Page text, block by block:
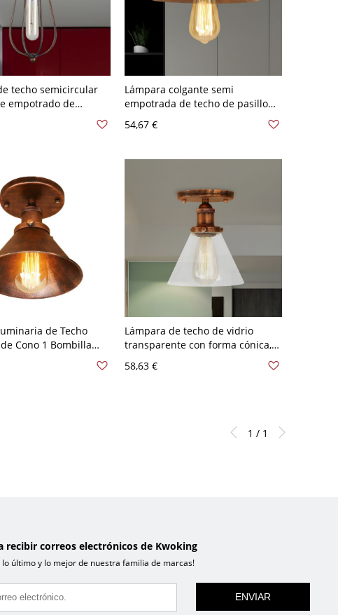
techo semicircular
empotrado de
con jaula en forma
antigua de metal en
Lámpara colgante semi
empotrada de techo de pasillo
de platillo vintage de metal único
con óxido y una sola bombilla
54,67 €
de Techo
Cono 1 Bombilla
- 110 A 120 V
Lámpara de techo de vidrio
transparente con forma cónica,
semi empotrado en el pasillo, en
58,63 €
1 / 1
recibir correos electrónicos de Kwoking
lo último y lo mejor de nuestra familia de marcas!
ENVIAR